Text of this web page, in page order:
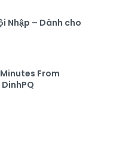
Nhập – Dành cho
From